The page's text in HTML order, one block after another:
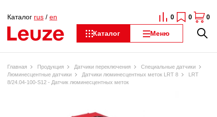
Каталог Меню
Каталог rus / en 0 0 0
Главная Продукция Датчики переключения
Специальные датчики
Люминесцентные датчики
Датчики люминесцентных меток LRT 8
LRT
8/24.04-100-S12 - Датчик люминесцентных меток